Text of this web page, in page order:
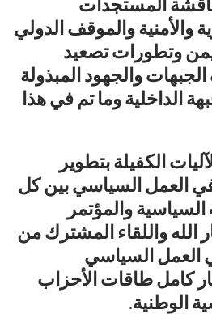
والأمنية والموقف الدولي
وتطورات تصعيد
والجهود المبذولة
الداخلية وما تم في هذا
الكفيلة بتطوير
العمل السياسي بين كل
والمؤتمر
الله واللقاء المشترك من
العمل السياسي
كامل طاقات الأحزاب
الوطنية.